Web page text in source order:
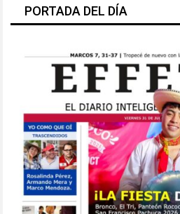
PORTADA DEL DÍA